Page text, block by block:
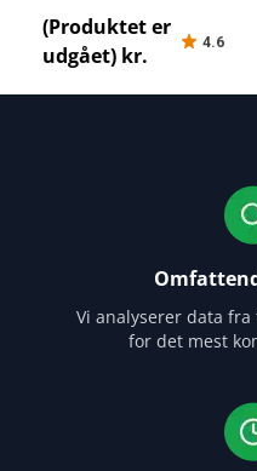
Prestigio
(Produktet er
udgået) kr.
4.6
Vi analyserer data
for det mest